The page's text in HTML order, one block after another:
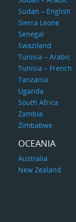
probablemente
Sudan – English
Sierra Leone
Senegal
Swaziland
Tunisia – Arabic
Tunisia – French
Tanzania
Uganda
South Africa
Zambia
Zimbabwe
OCEANIA
Australia
New Zealand